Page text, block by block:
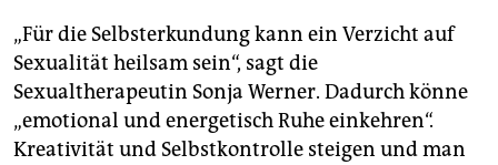
„Für die Selbsterkundung kann ein Verzicht auf
Sexualität heilsam sein“, sagt die
Sexualtherapeutin Sonja Werner. Dadurch könne
„emotional und energetisch Ruhe einkehren“.
Kreativität und Selbstkontrolle steigen und man